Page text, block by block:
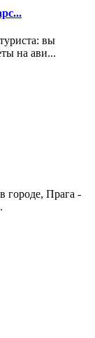
вы
на ави...
городе, Прага -